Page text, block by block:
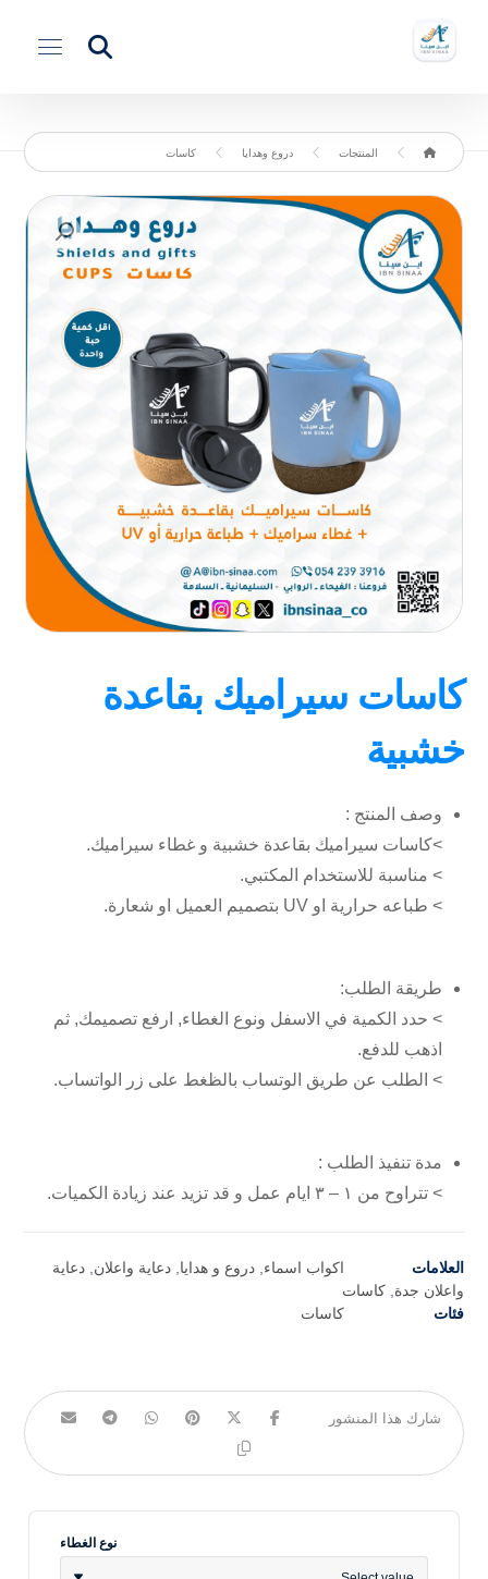
المنتجات دروع وهدايا كاسات
كاسات سيراميك بقاعدة
خشبية
وصف المنتج :
>كاسات سيراميك بقاعدة خشبية و غطاء سيراميك.
> مناسبة للاستخدام المكتبي.
> طباعه حرارية او UV بتصميم العميل او شعارة.
طريقة الطلب:
> حدد الكمية في الاسفل ونوع الغطاء, ارفع تصميمك, ثم
اذهب للدفع.
> الطلب عن طريق الوتساب بالظغط على زر الواتساب.
مدة تنفيذ الطلب :
> تتراوح من ١ – ٣ ايام عمل و قد تزيد عند زيادة الكميات.
العلامات اكواب اسماء ,دروع و هدايا ,دعاية واعلان ,دعاية
واعلان جدة ,كاسات
فئات
كاسات
نوع الغطاء